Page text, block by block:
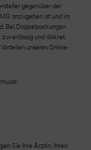
gegenüber der
anzugeben ist und im
Bei Doppelpackungen
zuverlässig und diskret.
unseres Online-
Sie Ihre Ärztin, Ihren